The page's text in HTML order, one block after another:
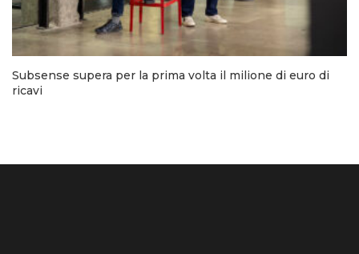
Subsense supera per la prima volta il milione di euro di
ricavi